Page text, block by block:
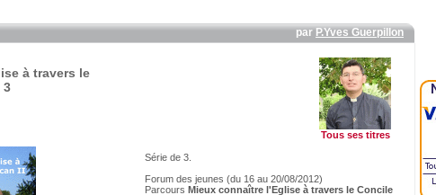
par P.Yves Guerpillon
à travers le
3
Tous ses titres
Série de 3.
Forum des jeunes (du 16 au 20/08/2012)
Parcours Mieux connaître l'Eglise à travers le Concile